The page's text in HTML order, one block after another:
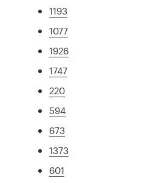
1193
1077
1926
1747
220
594
673
1373
601